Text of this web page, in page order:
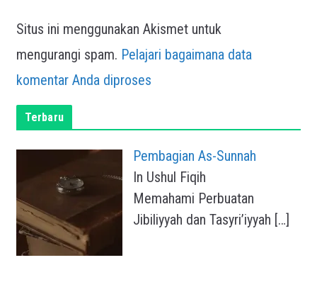
Situs ini menggunakan Akismet untuk
mengurangi spam. Pelajari bagaimana data
komentar Anda diproses
Terbaru
Pembagian As-Sunnah
In Ushul Fiqih
Memahami Perbuatan
Jibiliyyah dan Tasyri’iyyah […]